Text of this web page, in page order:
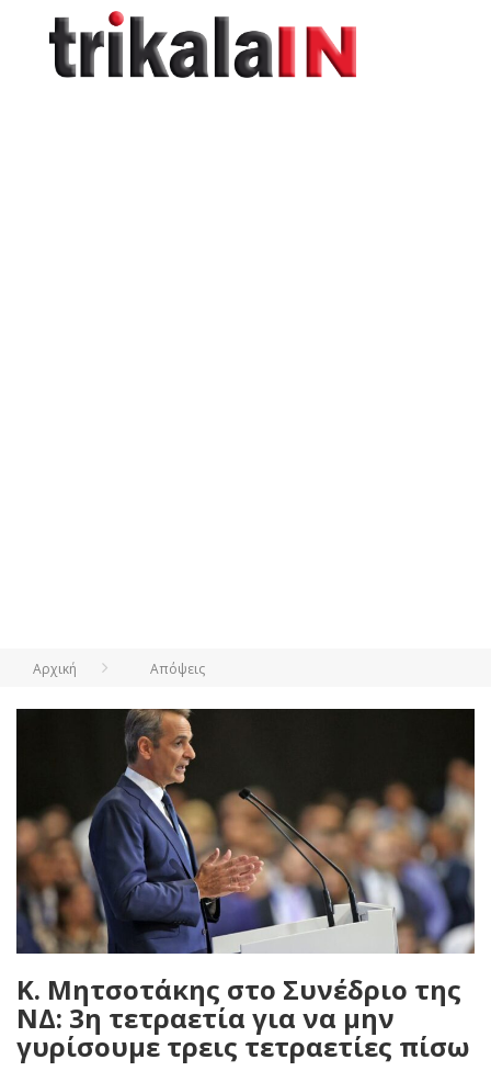
Αρχική Απόψεις
Κ. Μητσοτάκης στο Συνέδριο της
ΝΔ: 3η τετραετία για να μην
γυρίσουμε τρεις τετραετίες πίσω